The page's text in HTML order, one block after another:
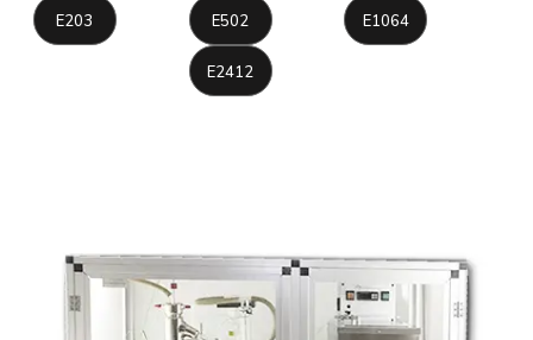
E203 E502 E1064
E2412